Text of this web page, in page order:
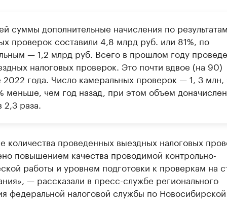
суммы дополнительные начисления по
проверок составили 4,8 млрд руб. или 81%, по
— 1,2 млрд руб. Всего в прошлом году
налоговых проверок. Это почти вдвое (на 90)
года. Число камеральных проверок — 1, 3 млн,
меньше, чем год назад, при этом объем
раза.
количества проведенных выездных налоговых
повышением качества проводимой контрольно-
работы и уровнем подготовки к проверкам на
— рассказали в пресс-службе регионального
федеральной налоговой службы по Новосибирской